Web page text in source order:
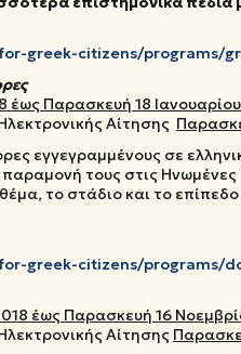
greek-citizens/programs/
έως Παρασκευή 18
Αίτησης
εγγεγραμμένους σε
τους στις Ηνωμένες
το στάδιο και το
greek-citizens/programs/
έως Παρασκευή 16
Αίτησης